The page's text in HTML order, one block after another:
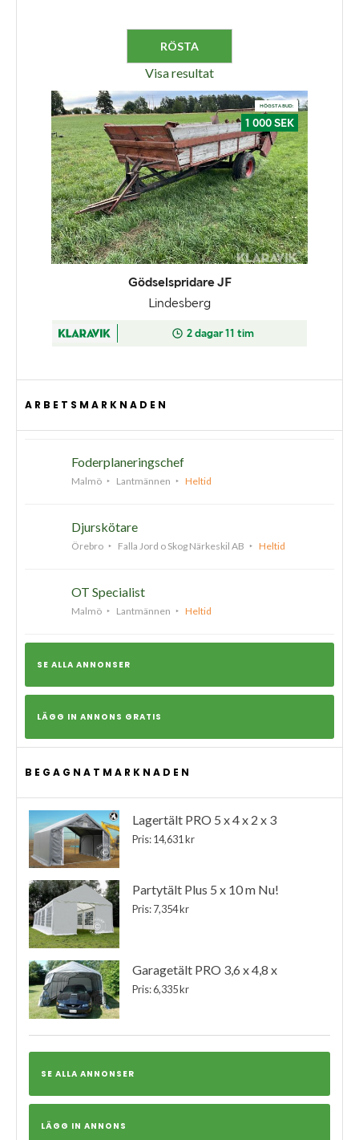
Visa resultat
ARBETSMARKNADEN
Foderplaneringschef
Malmö Lantmännen Heltid
Djurskötare
Örebro Falla Jord o Skog Närkeskil AB Heltid
OT Specialist
Malmö Lantmännen Heltid
SE ALLA ANNONSER
LÄGG IN ANNONS GRATIS
BEGAGNATMARKNADEN
Lagertält PRO 5 x 4 x 2 x 3
Pris: 14,631 kr
Partytält Plus 5 x 10 m Nu!
Pris: 7,354 kr
Garagetält PRO 3,6 x 4,8 x
Pris: 6,335 kr
SE ALLA ANNONSER
LÄGG IN ANNONS